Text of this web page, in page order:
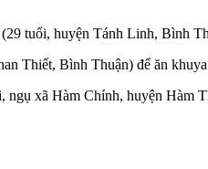
tuổi, huyện Tánh Linh, Bình
Thiết, Bình Thuận) để ăn
xã Hàm Chính, huyện Hàm